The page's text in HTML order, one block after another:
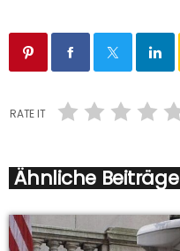
RATE IT
Ähnliche Beiträge